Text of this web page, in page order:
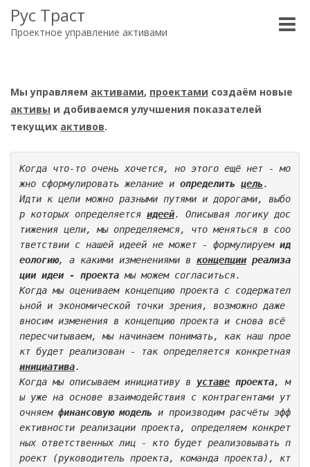
Рус Траст
Проектное управление активами
Toggle
Мы управляем активами, проектами создаём новые
активы и добиваемся улучшения показателей
текущих активов.
Когда что-то очень хочется, но этого ещё нет - мо
жно сформулировать желание и определить цель.
Идти к цели можно разными путями и дорогами, выбо
р которых определяется идеей. Описывая логику дос
тижения цели, мы определяемся, что меняться в соо
тветствии с нашей идеей не может - формулируем ид
еологию, а какими изменениями в концепции реализа
ции идеи - проекта мы можем согласиться.
Когда мы оцениваем концепцию проекта с содержател
ьной и экономической точки зрения, возможно даже
вносим изменения в концепцию проекта и снова всё
пересчитываем, мы начинаем понимать, как наш прое
инициатива.
Когда мы описываем инициативу в уставе проекта, м
ы уже на основе взаимодействия с контрагентами ут
очняем финансовую модель и производим расчёты эфф
ективности реализации проекта, определяем конкрет
ных ответственных лиц - кто будет реализовывать п
роект (руководитель проекта, команда проекта), кт